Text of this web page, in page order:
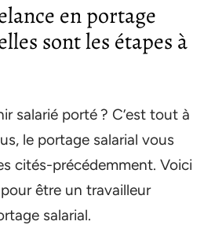
en portage
sont les étapes à
salarié porté ? C’est tout à
le portage salarial vous
cités-précédemment. Voici
être un travailleur
salarial.